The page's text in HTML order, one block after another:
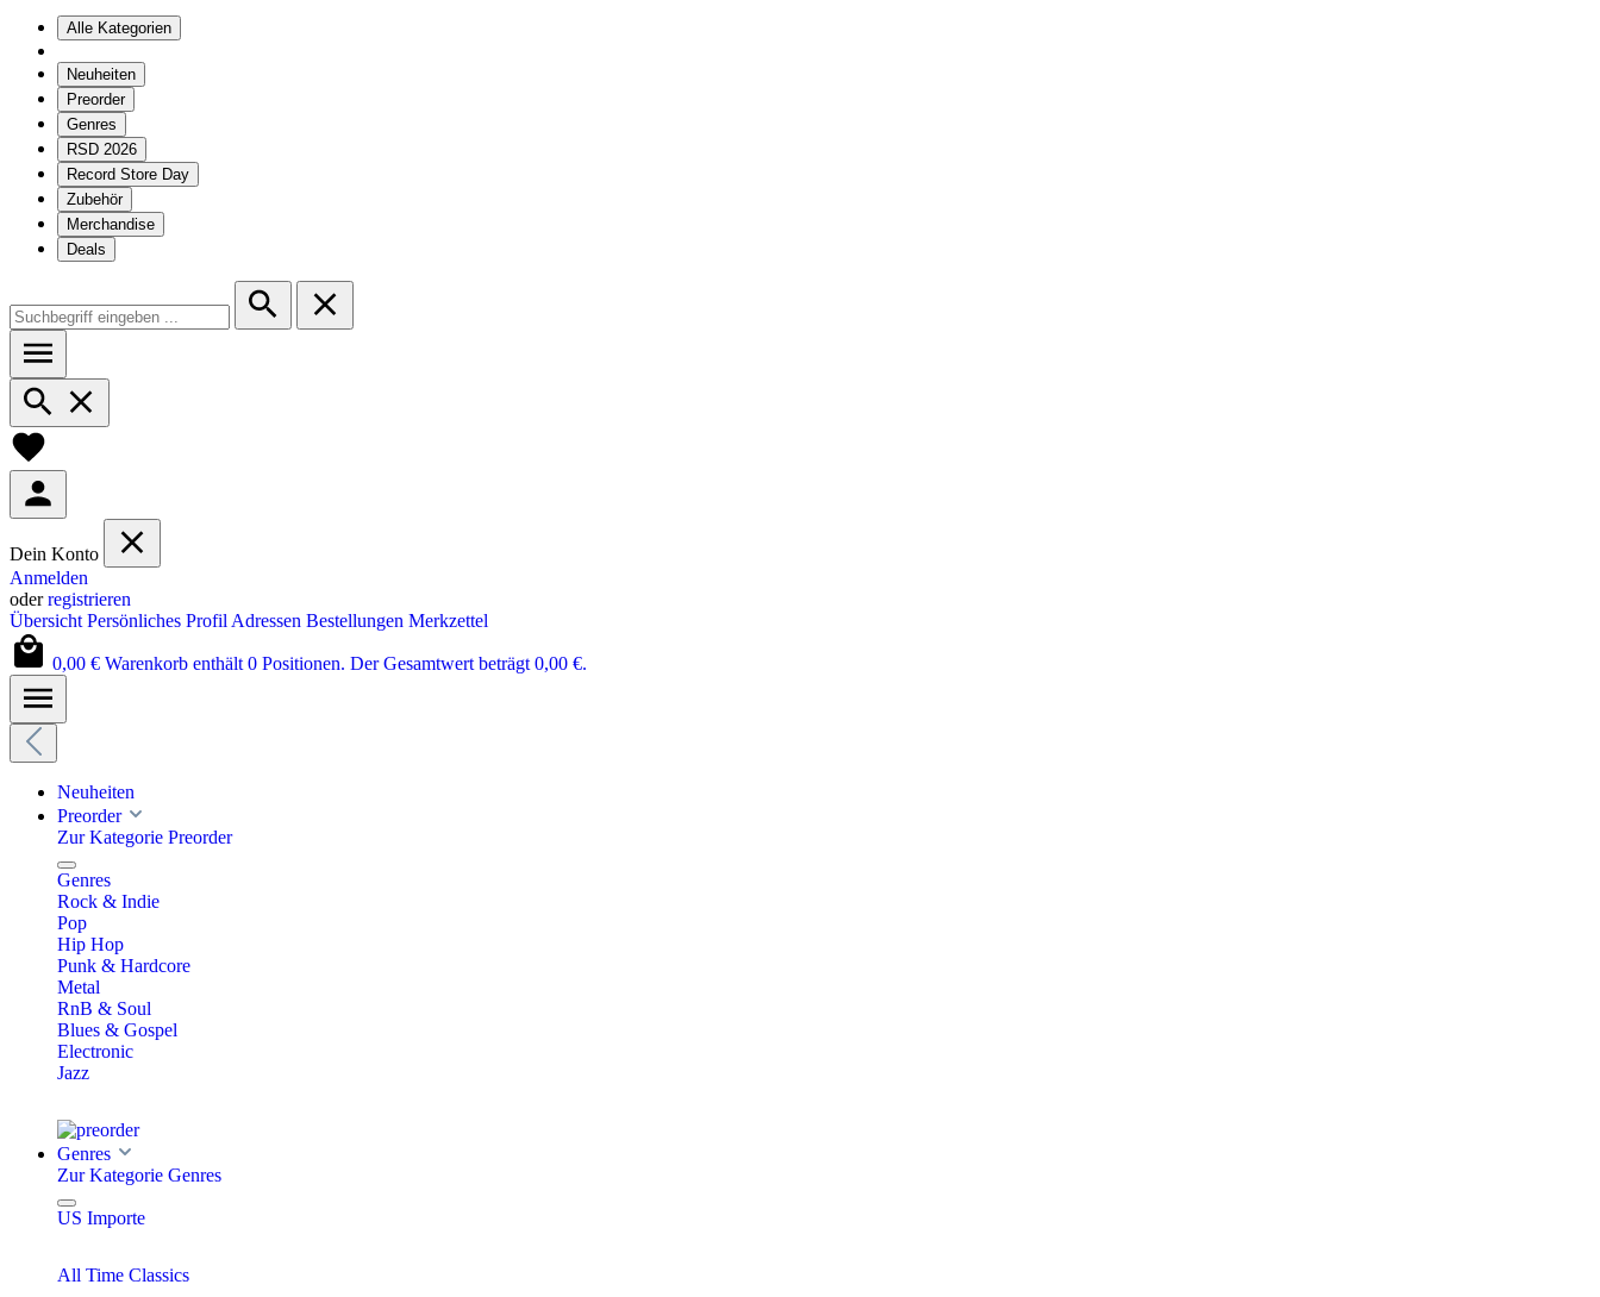
Alle Kategorien
Neuheiten
Preorder
Genres
RSD 2026
Record Store Day
Zubehör
Merchandise
Deals
Dein Konto
Anmelden
oderregistrieren
Übersicht Persönliches Profil Adressen Bestellungen Merkzettel
0,00 € Warenkorb enthält 0 Positionen. Der Gesamtwert beträgt 0,00 €.
Neuheiten
Preorder
Zur Kategorie Preorder
Genres
Rock & Indie
Pop
Hip Hop
Punk & Hardcore
Metal
RnB & Soul
Blues & Gospel
Electronic
Jazz
Genres
Zur Kategorie Genres
US Importe
All Time Classics